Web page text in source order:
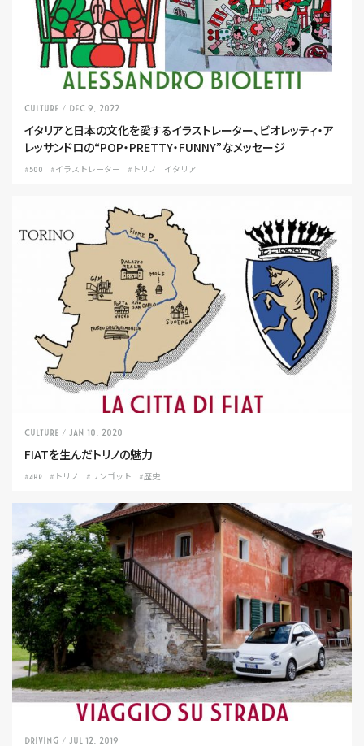
CULTURE / Dec 9, 2022
イタリアと日本の文化を愛するイラストレーター、ビオレッティ・ア
レッサンドロの“POP・PRETTY・FUNNY”なメッセージ
#500 #イラストレーター #トリノ イタリア
CULTURE / Jan 10, 2020
FIATを生んだトリノの魅力
#4HP #トリノ #リンゴット #歴史
DRIVING / Jul 12, 2019